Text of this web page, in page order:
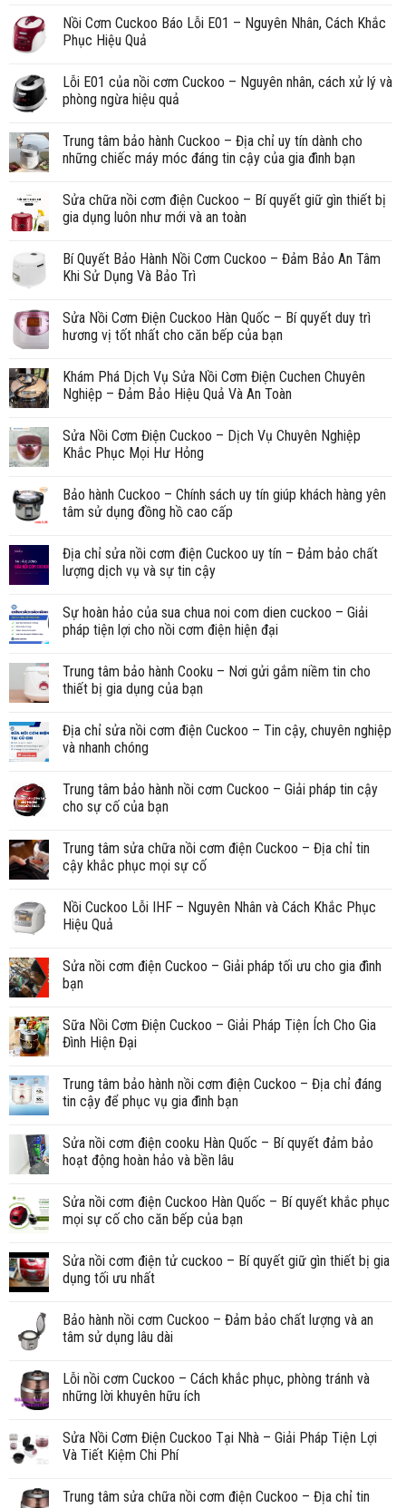
Nồi Cơm Cuckoo Báo Lỗi E01 – Nguyên Nhân, Cách Khắc
Phục Hiệu Quả
Lỗi E01 của nồi cơm Cuckoo – Nguyên nhân, cách xử lý và
phòng ngừa hiệu quả
Trung tâm bảo hành Cuckoo – Địa chỉ uy tín dành cho
những chiếc máy móc đáng tin cậy của gia đình bạn
Sửa chữa nồi cơm điện Cuckoo – Bí quyết giữ gìn thiết bị
gia dụng luôn như mới và an toàn
Bí Quyết Bảo Hành Nồi Cơm Cuckoo – Đảm Bảo An Tâm
Khi Sử Dụng Và Bảo Trì
Sửa Nồi Cơm Điện Cuckoo Hàn Quốc – Bí quyết duy trì
hương vị tốt nhất cho căn bếp của bạn
Khám Phá Dịch Vụ Sửa Nồi Cơm Điện Cuchen Chuyên
Nghiệp – Đảm Bảo Hiệu Quả Và An Toàn
Sửa Nồi Cơm Điện Cuckoo – Dịch Vụ Chuyên Nghiệp
Khắc Phục Mọi Hư Hỏng
Bảo hành Cuckoo – Chính sách uy tín giúp khách hàng yên
tâm sử dụng đồng hồ cao cấp
Địa chỉ sửa nồi cơm điện Cuckoo uy tín – Đảm bảo chất
lượng dịch vụ và sự tin cậy
Sự hoàn hảo của sua chua noi com dien cuckoo – Giải
pháp tiện lợi cho nồi cơm điện hiện đại
Trung tâm bảo hành Cooku – Nơi gửi gắm niềm tin cho
thiết bị gia dụng của bạn
Địa chỉ sửa nồi cơm điện Cuckoo – Tin cậy, chuyên nghiệp
và nhanh chóng
Trung tâm bảo hành nồi cơm Cuckoo – Giải pháp tin cậy
cho sự cố của bạn
Trung tâm sửa chữa nồi cơm điện Cuckoo – Địa chỉ tin
cậy khắc phục mọi sự cố
Nồi Cuckoo Lỗi IHF – Nguyên Nhân và Cách Khắc Phục
Hiệu Quả
Sửa nồi cơm điện Cuckoo – Giải pháp tối ưu cho gia đình
bạn
Sữa Nồi Cơm Điện Cuckoo – Giải Pháp Tiện Ích Cho Gia
Đình Hiện Đại
Trung tâm bảo hành nồi cơm điện Cuckoo – Địa chỉ đáng
tin cậy để phục vụ gia đình bạn
Sửa nồi cơm điện cooku Hàn Quốc – Bí quyết đảm bảo
hoạt động hoàn hảo và bền lâu
Sửa nồi cơm điện Cuckoo Hàn Quốc – Bí quyết khắc phục
mọi sự cố cho căn bếp của bạn
Sửa nồi cơm điện tử cuckoo – Bí quyết giữ gìn thiết bị gia
dụng tối ưu nhất
Bảo hành nồi cơm Cuckoo – Đảm bảo chất lượng và an
tâm sử dụng lâu dài
Lỗi nồi cơm Cuckoo – Cách khắc phục, phòng tránh và
những lời khuyên hữu ích
Sửa Nồi Cơm Điện Cuckoo Tại Nhà – Giải Pháp Tiện Lợi
Và Tiết Kiệm Chi Phí
Trung tâm sửa chữa nồi cơm điện Cuckoo – Địa chỉ tin